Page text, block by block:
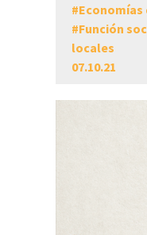
#Economías
#Función
locales
07.10.21